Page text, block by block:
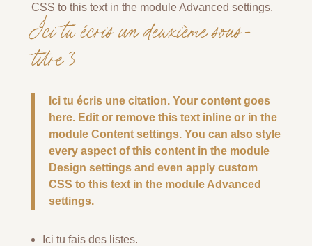
CSS to this text in the module Advanced settings.
Ici tu écris un deuxième sous-
titre 3
Ici tu écris une citation. Your content goes
here. Edit or remove this text inline or in the
module Content settings. You can also style
every aspect of this content in the module
Design settings and even apply custom
CSS to this text in the module Advanced
settings.
Ici tu fais des listes.